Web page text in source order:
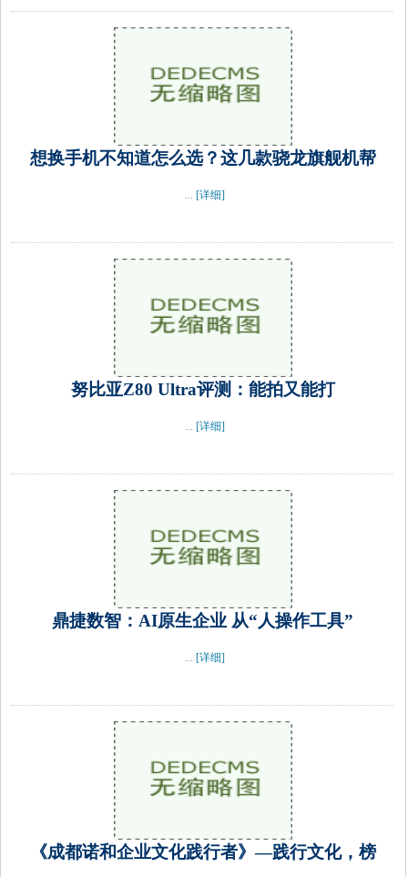
想换手机不知道怎么选？这几款骁龙旗舰机帮
... [详细]
努比亚Z80 Ultra评测：能拍又能打
... [详细]
鼎捷数智：AI原生企业 从“人操作工具”
... [详细]
《成都诺和企业文化践行者》—践行文化，榜